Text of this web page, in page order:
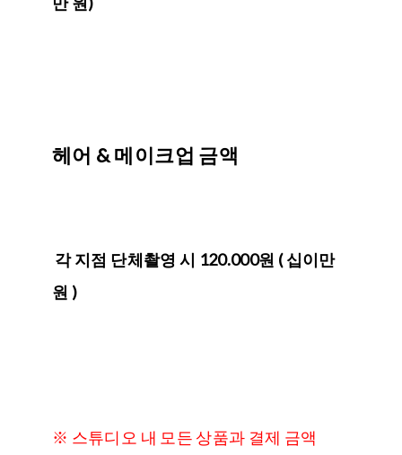
헤어 & 메이크업 금액
각 지점 단체촬영 시 120.000원 ( 십이만
원 )
※ 스튜디오 내 모든 상품과 결제 금액